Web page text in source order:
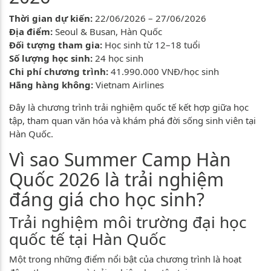
Thời gian dự kiến: 22/06/2026 – 27/06/2026
Địa điểm: Seoul & Busan, Hàn Quốc
Đối tượng tham gia: Học sinh từ 12–18 tuổi
Số lượng học sinh: 24 học sinh
Chi phí chương trình: 41.990.000 VNĐ/học sinh
Hãng hàng không: Vietnam Airlines
Đây là chương trình trải nghiệm quốc tế kết hợp giữa học
tập, tham quan văn hóa và khám phá đời sống sinh viên tại
Hàn Quốc.
Vì sao Summer Camp Hàn
Quốc 2026 là trải nghiệm
đáng giá cho học sinh?
Trải nghiệm môi trường đại học
quốc tế tại Hàn Quốc
Một trong những điểm nổi bật của chương trình là hoạt